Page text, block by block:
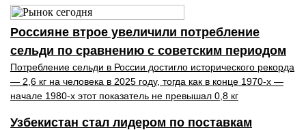
Россияне втрое увеличили потребление
сельди по сравнению с советским периодом
Потребление сельди в России достигло исторического рекорда
— 2,6 кг на человека в 2025 году, тогда как в конце 1970-х —
начале 1980-х этот показатель не превышал 0,8 кг
Узбекистан стал лидером по поставкам